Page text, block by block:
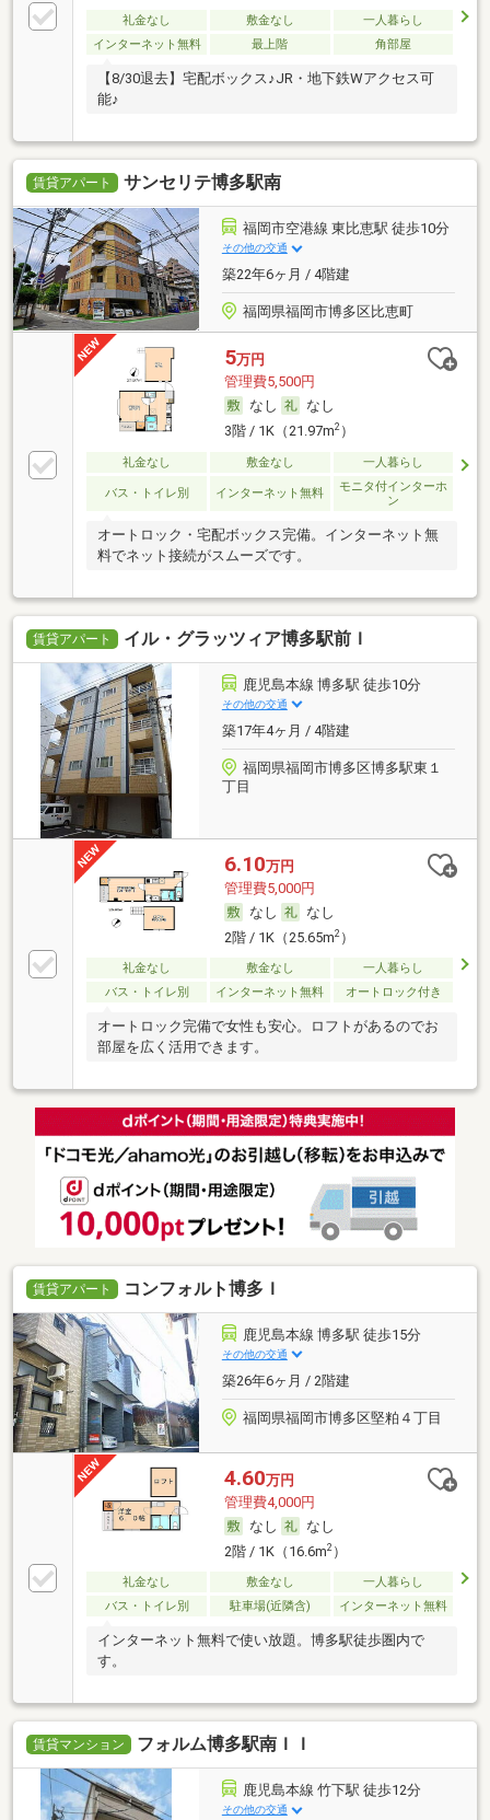
礼金なし 敷金なし
一人暮らし
インターネット無料
最上階 角部屋
【8/30退去】宅配ボックス♪JR・地下鉄Wアクセス可
能♪
賃貸アパート サンセリテ博多駅南
福岡市空港線 東比恵駅 徒歩10分
その他の交通
築22年6ヶ月 / 4階建
福岡県福岡市博多区比恵町
5万円
管理費5,500円
なし
なし
3階 / 1K（21.97m2）
礼金なし 敷金なし 一人暮らし
バス・トイレ別 インターネット無料
モニタ付インターホ
ン
オートロック・宅配ボックス完備。インターネット無
料でネット接続がスムーズです。
賃貸アパート イル・グラッツィア博多駅前Ｉ
鹿児島本線 博多駅 徒歩10分
その他の交通
築17年4ヶ月 / 4階建
福岡県福岡市博多区博多駅東１
丁目
6.10万円
管理費5,000円
なし
なし
2階 / 1K（25.65m2）
礼金なし 敷金なし
一人暮らし
バス・トイレ別
インターネット無料 オートロック付き
オートロック完備で女性も安心。ロフトがあるのでお
部屋を広く活用できます。
賃貸アパート コンフォルト博多Ｉ
鹿児島本線 博多駅 徒歩15分
その他の交通
築26年6ヶ月 / 2階建
福岡県福岡市博多区堅粕４丁目
4.60万円
管理費4,000円
なし
なし
2階 / 1K（16.6m2）
礼金なし 敷金なし
一人暮らし
バス・トイレ別
駐車場(近隣含) インターネット無料
インターネット無料で使い放題。博多駅徒歩圏内で
す。
賃貸マンション フォルム博多駅南ＩＩ
鹿児島本線 竹下駅 徒歩12分
その他の交通